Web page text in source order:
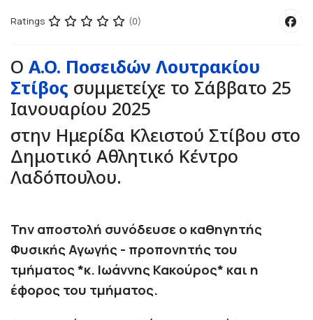
Ratings (0)
Ο A.O. Ποσειδών Λουτρακίου
Στίβος συμμετείχε το Σάββατο 25
Ιανουαρίου 2025
στην Ημερίδα Κλειστού Στίβου στο
Δημοτικό Αθλητικό Κέντρο
Λαδόπουλου.
Την αποστολή συνόδευσε ο καθηγητής
Φυσικής Αγωγής - προπονητής του
τμήματος *κ. Ιωάννης Κακούρος* και η
έφορος του τμήματος.